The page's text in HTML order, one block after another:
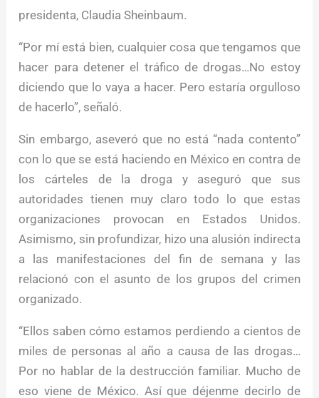
presidenta, Claudia Sheinbaum.
“Por mí está bien, cualquier cosa que tengamos que
hacer para detener el tráfico de drogas…No estoy
diciendo que lo vaya a hacer. Pero estaría orgulloso
de hacerlo”, señaló.
Sin embargo, aseveró que no está “nada contento”
con lo que se está haciendo en México en contra de
los cárteles de la droga y aseguró que sus
autoridades tienen muy claro todo lo que estas
organizaciones provocan en Estados Unidos.
Asimismo, sin profundizar, hizo una alusión indirecta
a las manifestaciones del fin de semana y las
relacionó con el asunto de los grupos del crimen
organizado.
“Ellos saben cómo estamos perdiendo a cientos de
miles de personas al año a causa de las drogas…
Por no hablar de la destrucción familiar. Mucho de
eso viene de México. Así que déjenme decirlo de